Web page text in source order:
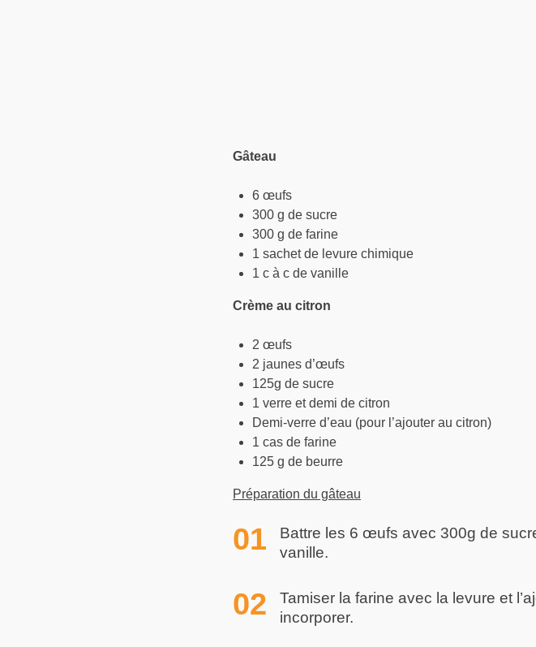
Gâteau
6 œufs
300 g de sucre
300 g de farine
1 sachet de levure chimique
1 c à c de vanille
Crème au citron
2 œufs
2 jaunes d’œufs
125g de sucre
1 verre et demi de citron
Demi-verre d’eau (pour l’ajouter au citron)
1 cas de farine
125 g de beurre
Préparation du gâteau
Battre les 6 œufs avec 300g de
vanille.
Tamiser la farine avec la levure et
incorporer.